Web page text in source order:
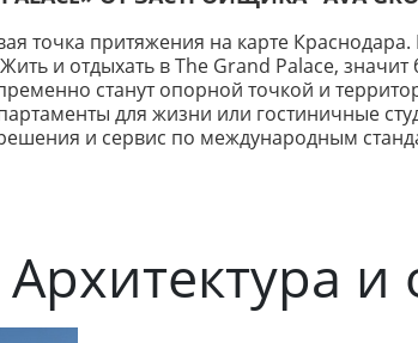
точка притяжения на карте
и отдыхать в The Grand Palace,
станут опорной точкой и
для жизни или гостиничные
и сервис по международным
Архитектура и